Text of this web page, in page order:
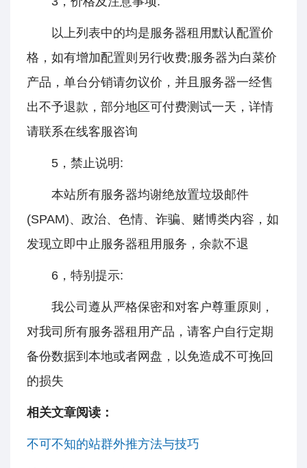
以上列表中的均是服务器租用默认配置价
格，如有增加配置则另行收费;服务器为白菜价
产品，单台分销请勿议价，并且服务器一经售
出不予退款，部分地区可付费测试一天，详情
请联系在线客服咨询
5，禁止说明:
本站所有服务器均谢绝放置垃圾邮件
(SPAM)、政治、色情、诈骗、赌博类内容，如
发现立即中止服务器租用服务，余款不退
6，特别提示:
我公司遵从严格保密和对客户尊重原则，
对我司所有服务器租用产品，请客户自行定期
备份数据到本地或者网盘，以免造成不可挽回
的损失
相关文章阅读：
不可不知的站群外推方法与技巧